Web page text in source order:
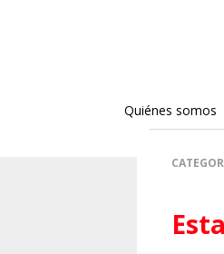
Quiénes somos